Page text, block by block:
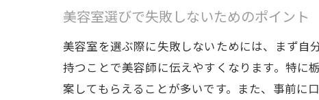
美容室選びで失敗しないためのポイント
美容室を選ぶ際に失敗しないためには、まず自
持つことで美容師に伝えやすくなります。特に
案してもらえることが多いです。また、事前に